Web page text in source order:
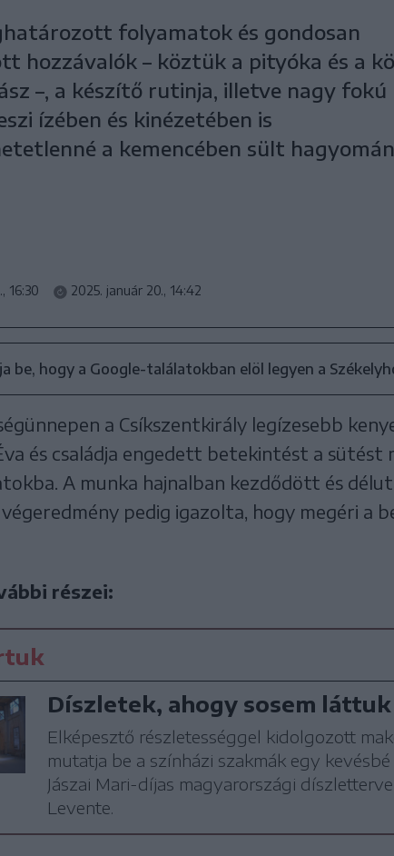
folyamatok és gondosan
hozzávalók – köztük a pityóka és a
–, a készítő rutinja, illetve nagy fokú
ízében és kinézetében is
a kemencében sült
16:30 2025. január 20., 14:42
be, hogy a Google-találatokban elöl legyen a
a Csíkszentkirály legízesebb
és családja engedett betekintést a sütést
A munka hajnalban kezdődött és
pedig igazolta, hogy megéri a
részei:
Díszletek, ahogy sosem láttuk
Elképesztő részletességgel kidolgozott
mutatja be a színházi szakmák egy
Jászai Mari-díjas magyarországi
Levente.